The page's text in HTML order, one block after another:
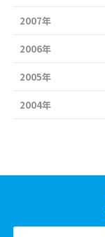
2007年
2006年
2005年
2004年